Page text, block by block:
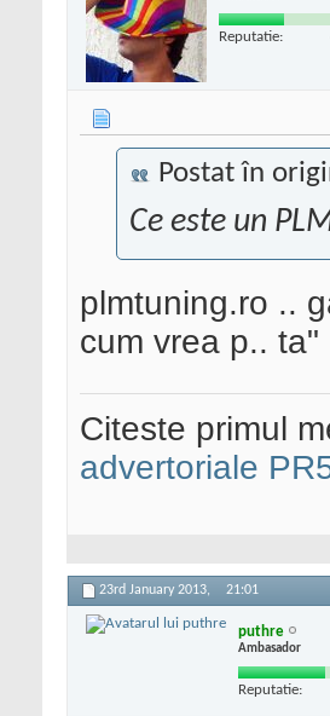
Reputatie:
Postat în
Ce este un
plmtuning.ro ..
cum vrea p.. ta"
Citeste primul
advertoriale
23rd January 2013, 21:01
puthre
Ambasador
Reputatie: